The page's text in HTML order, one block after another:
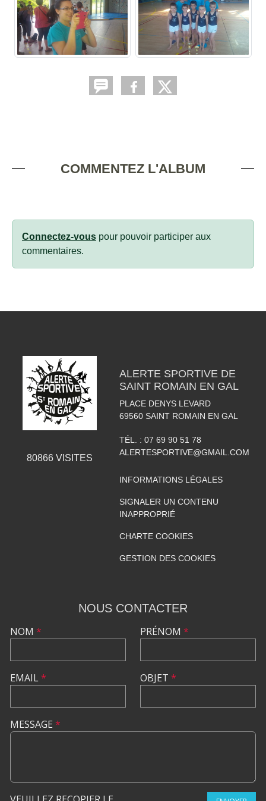
COMMENTEZ L'ALBUM
Connectez-vous pour pouvoir participer aux
commentaires.
80866VISITES
ALERTE SPORTIVE DE
SAINT ROMAIN EN GAL
PLACE DENYS LEVARD
69560 SAINT ROMAIN EN GAL
TÉL. : 07 69 90 51 78
ALERTESPORTIVE@GMAIL.COM
INFORMATIONS LÉGALES
SIGNALER UN CONTENU
INAPPROPRIÉ
CHARTE COOKIES
GESTION DES COOKIES
NOUS CONTACTER
NOM *
EMAIL*
PRÉNOM *
OBJET *
MESSAGE *